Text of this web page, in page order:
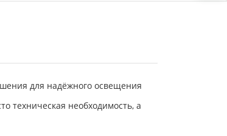
для надёжного освещения
техническая необходимость, а